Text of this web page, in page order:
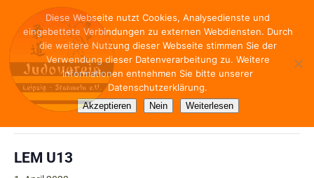
« Alle Veranstaltungen
LEM U13
Diese Webseite nutzt Cookies, Analysedienste und
eingebettete Verbindungen zu externen Webdiensten. Durch
die weitere Nutzung dieser Webseite stimmen Sie der
Verwendung dieser Datenverarbeitung zu. Weitere
Informationen entnehmen Sie bitte unserer
Datenschutzerklärung.
Akzeptieren Nein Weiterlesen